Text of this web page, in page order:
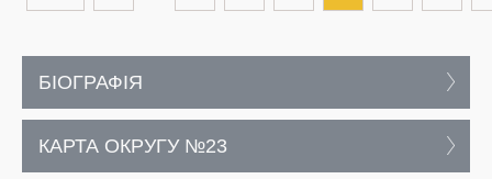
БІОГРАФІЯ
КАРТА ОКРУГУ №23